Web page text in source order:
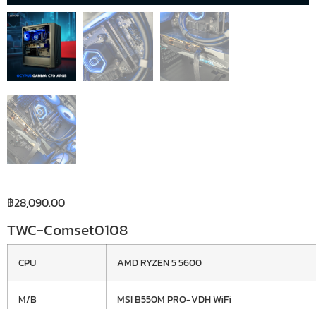
฿28,090.00
TWC-Comset0108
CPU AMD RYZEN 5 5600
M/B MSI B550M PRO-VDH WiFi